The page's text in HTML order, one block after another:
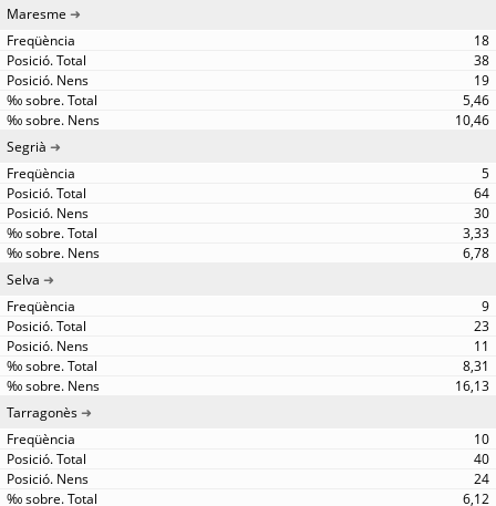
Maresme
18
38
19
5,46
10,46
Segrià
5
64
30
3,33
6,78
Selva
9
23
11
8,31
16,13
Tarragonès
10
40
24
6,12